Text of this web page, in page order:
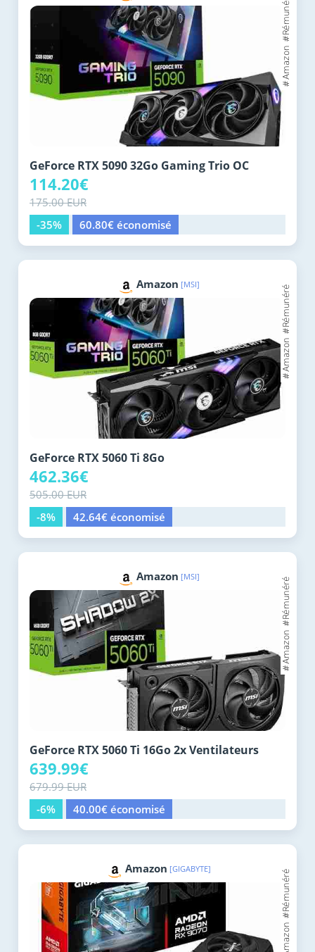
GeForce RTX 5090 32Go Gaming Trio OC
114.20€
175.00 EUR
-35%
60.80€ économisé
Amazon [MSI]
GeForce RTX 5060 Ti 8Go
462.36€
505.00 EUR
-8%
42.64€ économisé
Amazon [MSI]
GeForce RTX 5060 Ti 16Go 2x Ventilateurs
639.99€
679.99 EUR
-6%
40.00€ économisé
Amazon [GIGABYTE]